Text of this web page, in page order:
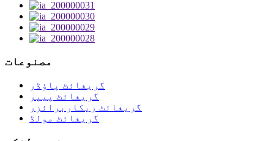
مصنوعات
گریفائٹ پاؤڈر
گریفائٹ پیپر
گریفائٹ ریکاربرائزر
گریفائٹ مولڈ